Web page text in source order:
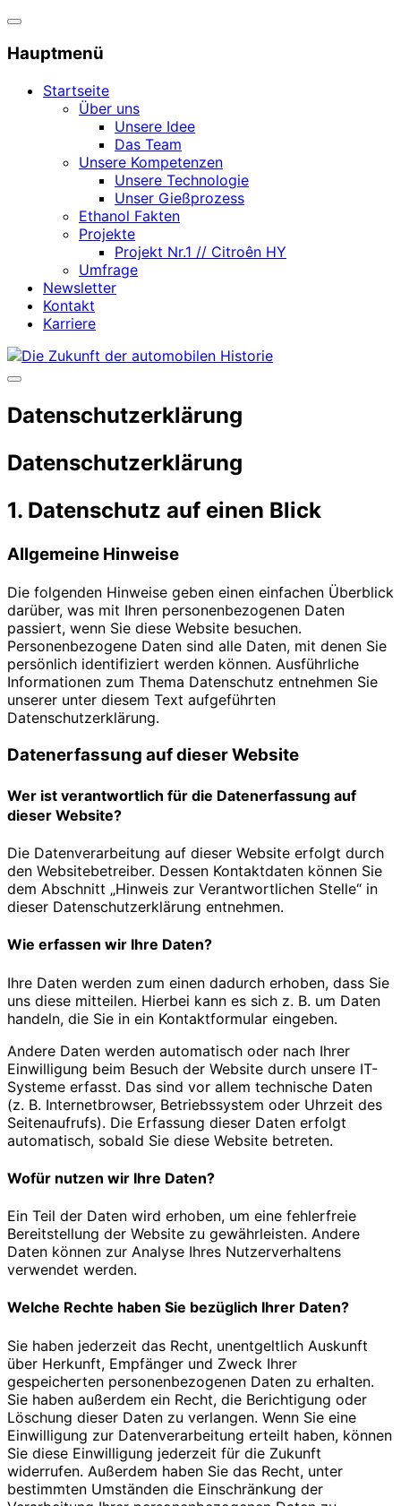
Navigation
Hauptmenü
Startseite
Über uns
Unsere Idee
Das Team
Unsere Kompetenzen
Unsere Technologie
Unser Gießprozess
Ethanol Fakten
Projekte
Projekt Nr.1 // Citroên HY
Umfrage
Newsletter
Kontakt
Karriere
Zum
Inhalt
Seitenleiste
Navigation
umschalten
Datenschutzerklärung
Datenschutz­erklärung
1. Datenschutz auf einen Blick
Allgemeine Hinweise
Die folgenden Hinweise geben einen einfachen Überblick
darüber, was mit Ihren personenbezogenen Daten
passiert, wenn Sie diese Website besuchen.
Personenbezogene Daten sind alle Daten, mit denen Sie
persönlich identifiziert werden können. Ausführliche
Informationen zum Thema Datenschutz entnehmen Sie
unserer unter diesem Text aufgeführten
Datenschutzerklärung.
Datenerfassung auf dieser Website
Wer ist verantwortlich für die Datenerfassung auf
dieser Website?
Die Datenverarbeitung auf dieser Website erfolgt durch
den Websitebetreiber. Dessen Kontaktdaten können Sie
dem Abschnitt „Hinweis zur Verantwortlichen Stelle“ in
dieser Datenschutzerklärung entnehmen.
Wie erfassen wir Ihre Daten?
Ihre Daten werden zum einen dadurch erhoben, dass Sie
uns diese mitteilen. Hierbei kann es sich z. B. um Daten
handeln, die Sie in ein Kontaktformular eingeben.
Andere Daten werden automatisch oder nach Ihrer
Einwilligung beim Besuch der Website durch unsere IT-
Systeme erfasst. Das sind vor allem technische Daten
(z. B. Internetbrowser, Betriebssystem oder Uhrzeit des
Seitenaufrufs). Die Erfassung dieser Daten erfolgt
automatisch, sobald Sie diese Website betreten.
Wofür nutzen wir Ihre Daten?
Ein Teil der Daten wird erhoben, um eine fehlerfreie
Bereitstellung der Website zu gewährleisten. Andere
Daten können zur Analyse Ihres Nutzerverhaltens
verwendet werden.
Welche Rechte haben Sie bezüglich Ihrer Daten?
Sie haben jederzeit das Recht, unentgeltlich Auskunft
über Herkunft, Empfänger und Zweck Ihrer
gespeicherten personenbezogenen Daten zu erhalten.
Sie haben außerdem ein Recht, die Berichtigung oder
Löschung dieser Daten zu verlangen. Wenn Sie eine
Einwilligung zur Datenverarbeitung erteilt haben, können
Sie diese Einwilligung jederzeit für die Zukunft
widerrufen. Außerdem haben Sie das Recht, unter
bestimmten Umständen die Einschränkung der